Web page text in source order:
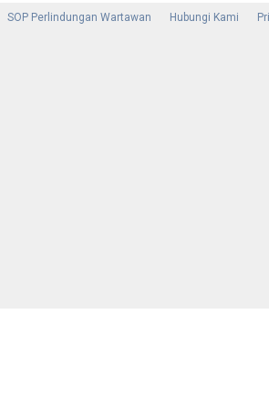
SOP Perlindungan Wartawan Hubungi Kami